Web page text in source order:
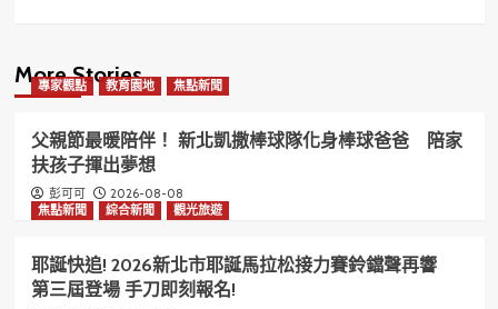
More Stories
專家觀點 教育園地 焦點新聞
父親節最暖陪伴！ 新北凱撒棒球隊化身棒球爸爸 陪家
扶孩子揮出夢想
彭可可
2026-08-08
焦點新聞
綜合新聞 觀光旅遊
耶誕快追! 2026新北市耶誕馬拉松接力賽鈴鐺聲再響
第三屆登場 手刀即刻報名!